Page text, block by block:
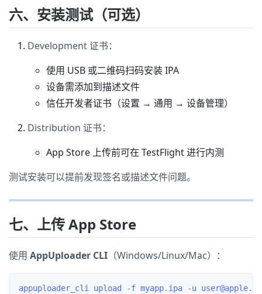
六、安装测试（可选）
Development 证书：
使用 USB 或二维码扫码安装 IPA
设备需添加到描述文件
信任开发者证书（设置 → 通用 → 设备管理）
Distribution 证书：
App Store 上传前可在 TestFlight 进行内测
测试安装可以提前发现签名或描述文件问题。
七、上传 App Store
使用 AppUploader CLI （Windows/Linux/Mac）：